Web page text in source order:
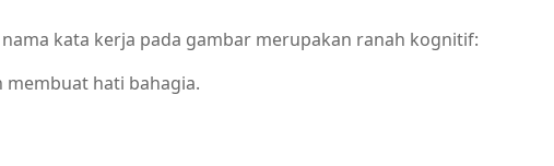
kata kerja pada gambar merupakan ranah kognitif:
hati bahagia.